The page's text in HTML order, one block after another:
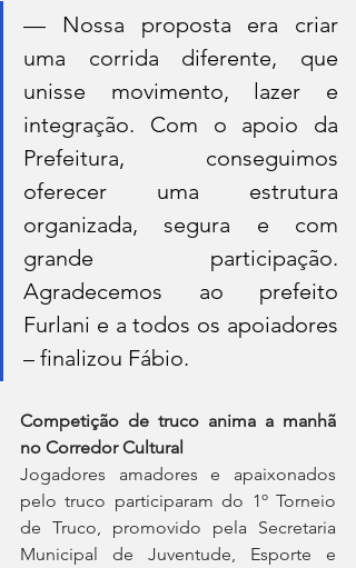
— Nossa proposta era criar
uma corrida diferente, que
unisse movimento, lazer e
integração. Com o apoio da
Prefeitura, conseguimos
oferecer uma estrutura
organizada, segura e com
grande participação.
Agradecemos ao prefeito
Furlani e a todos os apoiadores
– finalizou Fábio.
Competição de truco anima a manhã
no Corredor Cultural
Jogadores amadores e apaixonados
pelo truco participaram do 1º Torneio
de Truco, promovido pela Secretaria
Municipal de Juventude, Esporte e